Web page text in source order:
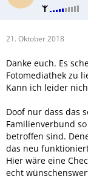
21. Oktober 2018
Danke euch. Es
Fotomediathek zu
Kann ich leider
Doof nur dass das
Familienverbund
betroffen sind.
das neu
Hier wäre eine
echt